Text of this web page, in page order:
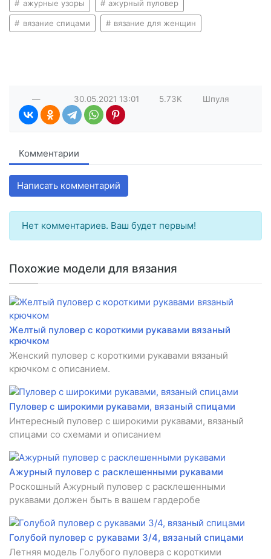
ажурные узоры ажурный пуловер
вязание спицами вязание для женщин
— 30.05.2021 13:01 5.73K Шпуля
Комментарии
Написать комментарий
Нет комментариев. Ваш будет первым!
Похожие модели для вязания
Желтый пуловер с короткими рукавами вязаный
крючком
Женский пуловер с короткими рукавами вязаный
крючком с описанием.
Пуловер с широкими рукавами, вязаный спицами
Интересный пуловер с широкими рукавами, вязаный
спицами со схемами и описанием
Ажурный пуловер с расклешенными рукавами
Роскошный Ажурный пуловер с расклешенными
рукавами должен быть в вашем гардеробе
Голубой пуловер с рукавами 3/4, вязаный спицами
Летняя модель Голубого пуловера с короткими